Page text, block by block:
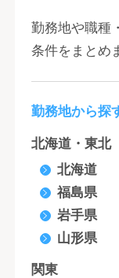
勤務地や職種
条件をまとめ
勤務地から探
北海道・東北
北海道
福島県
岩手県
山形県
関東